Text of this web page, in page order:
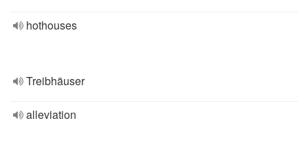
hothouses
Treibhäuser
alleviation